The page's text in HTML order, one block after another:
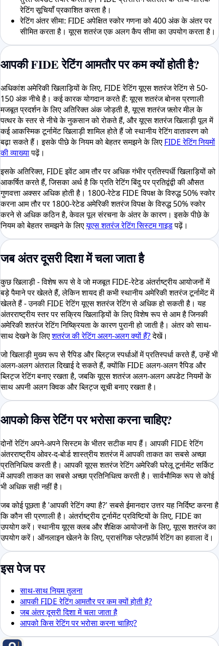
रेटिंग सूचियाँ प्रकाशित करता है।
रेटिंग अंतर सीमा: FIDE अपेक्षित स्कोर गणना को 400 अंक के अंतर पर
सीमित करता है। यूएस शतरंज एक अलग कैप सीमा का उपयोग करता है।
आपकी FIDE रेटिंग आमतौर पर कम क्यों होती है?
अधिकांश अमेरिकी खिलाड़ियों के लिए, FIDE रेटिंग यूएस शतरंज रेटिंग से 50-
150 अंक नीचे है। कई कारक योगदान करते हैं: यूएस शतरंज बोनस प्रणाली
मजबूत प्रदर्शन के लिए अतिरिक्त अंक जोड़ती है, यूएस शतरंज फ़्लोर मील के
पत्थर के स्तर से नीचे के नुकसान को रोकते हैं, और यूएस शतरंज खिलाड़ी पूल में
कई आकस्मिक टूर्नामेंट खिलाड़ी शामिल होते हैं जो स्थानीय रेटिंग वातावरण को
बढ़ा सकते हैं। इसके पीछे के नियम को बेहतर समझने के लिए FIDE रेटिंग नियमों
की व्याख्यापढ़ें।
इसके अतिरिक्त, FIDE इवेंट आम तौर पर अधिक गंभीर प्रतिस्पर्धी खिलाड़ियों को
आकर्षित करते हैं, जिसका अर्थ है कि प्रति रेटिंग बिंदु पर प्रतिद्वंद्वी की औसत
गुणवत्ता अक्सर अधिक होती है। 1800-रेटेड FIDE विपक्ष के विरुद्ध 50% स्कोर
करना आम तौर पर 1800-रेटेड अमेरिकी शतरंज विपक्ष के विरुद्ध 50% स्कोर
करने से अधिक कठिन है, केवल पूल संरचना के अंतर के कारण। इसके पीछे के
नियम को बेहतर समझने के लिएयूएस शतरंज रेटिंग सिस्टम गाइडपढ़ें।
जब अंतर दूसरी दिशा में चला जाता है
कुछ खिलाड़ी - विशेष रूप से वे जो मजबूत FIDE-रेटेड अंतर्राष्ट्रीय आयोजनों में
बड़े पैमाने पर खेलते हैं, लेकिन शायद ही कभी स्थानीय अमेरिकी शतरंज टूर्नामेंट में
खेलते हैं - उनकी FIDE रेटिंग यूएस शतरंज रेटिंग से अधिक हो सकती है। यह
अंतरराष्ट्रीय स्तर पर सक्रिय खिलाड़ियों के लिए विशेष रूप से आम है जिनकी
अमेरिकी शतरंज रेटिंग निष्क्रियता के कारण पुरानी हो जाती है। अंतर को साथ-
साथ देखने के लिएशतरंज की रेटिंग अलग-अलग क्यों हैं?देखें।
जो खिलाड़ी मुख्य रूप से रैपिड और ब्लिट्ज स्पर्धाओं में प्रतिस्पर्धा करते हैं, उन्हें भी
अलग-अलग अंतराल दिखाई दे सकते हैं, क्योंकि FIDE अलग-अलग रैपिड और
ब्लिट्ज रेटिंग बनाए रखता है, जबकि यूएस शतरंज अलग-अलग अपडेट नियमों के
साथ अपनी अलग क्विक और ब्लिट्ज सूची बनाए रखता है।
आपको किस रेटिंग पर भरोसा करना चाहिए?
दोनों रेटिंग अपने-अपने सिस्टम के भीतर सटीक माप हैं। आपकी FIDE रेटिंग
अंतरराष्ट्रीय ओवर-द-बोर्ड शास्त्रीय शतरंज में आपकी ताकत का सबसे अच्छा
प्रतिनिधित्व करती है। आपकी यूएस शतरंज रेटिंग अमेरिकी घरेलू टूर्नामेंट सर्किट
में आपकी ताकत का सबसे अच्छा प्रतिनिधित्व करती है। सार्वभौमिक रूप से कोई
भी अधिक सही नहीं है।
जब कोई पूछता है 'आपकी रेटिंग क्या है?' सबसे ईमानदार उत्तर यह निर्दिष्ट करना है
कि कौन सी प्रणाली है। अंतर्राष्ट्रीय टूर्नामेंट प्रविष्टियों के लिए, FIDE का
उपयोग करें। स्थानीय यूएस क्लब और शैक्षिक आयोजनों के लिए, यूएस शतरंज का
उपयोग करें। ऑनलाइन खेलने के लिए, प्रासंगिक प्लेटफ़ॉर्म रेटिंग का हवाला दें।
इस पेज पर
साथ-साथ नियम तुलना
आपकी FIDE रेटिंग आमतौर पर कम क्यों होती है?
जब अंतर दूसरी दिशा में चला जाता है
आपको किस रेटिंग पर भरोसा करना चाहिए?